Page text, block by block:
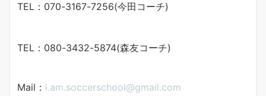
TEL：070-3167-7256(今田コーチ)
TEL：080-3432-5874(森友コーチ)
Mail： i.am.soccerschool@gmail.com